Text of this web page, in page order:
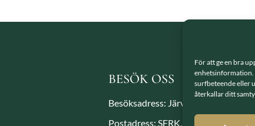
För att ge en bra
enhetsinformation.
surfbeteende eller
återkallar ditt
BESÖK OSS
Besöksadress: Järvavägen 7, 170 79
Postadress: SFRK, Järvavägen 7